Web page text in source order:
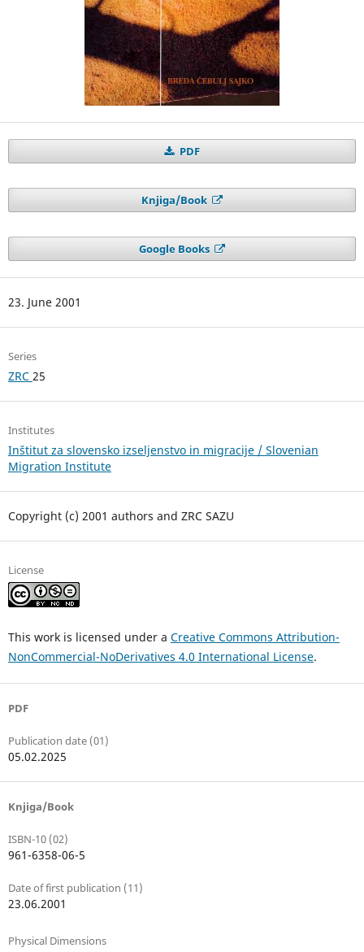
PDF
Knjiga/Book
Google Books
23. June 2001
Series
ZRC 25
Institutes
Inštitut za slovensko izseljenstvo in migracije / Slovenian
Migration Institute
Copyright (c) 2001 authors and ZRC SAZU
License
This work is licensed under a Creative Commons Attribution-
NonCommercial-NoDerivatives 4.0 International License.
PDF
Publication date (01)
05.02.2025
Knjiga/Book
ISBN-10 (02)
961-6358-06-5
Date of first publication (11)
23.06.2001
Physical Dimensions